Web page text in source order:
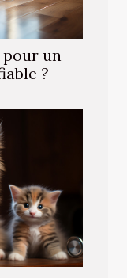
pour un
?